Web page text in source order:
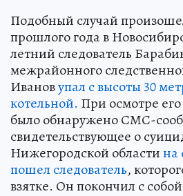
Подобный случай
прошлого года в
летний следователь
межрайонного
Ивановупал с высоты 30
котельной. При осмотре
было обнаружено СМС-
свидетельствующее о
Нижегородской областина
пошел следователь,
взятке. Он покончил с